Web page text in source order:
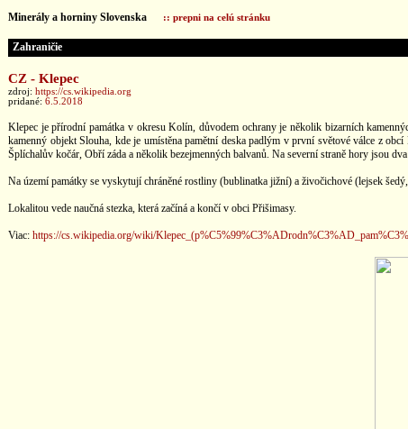
Minerály a horniny Slovenska :: prepni na celú stránku
Zahraničie
CZ - Klepec
zdroj: https://cs.wikipedia.org
pridané: 6.5.2018
Klepec je přírodní památka v okresu Kolín, důvodem ochrany je několik bizarních
kamenný objekt Slouha, kde je umístěna pamětní deska padlým v první světové válce z
Šplíchalův kočár, Obří záda a několik bezejmenných balvanů. Na severní straně hory jsou
Na území památky se vyskytují chráněné rostliny (bublinatka jižní) a živočichové (lejsek
Lokalitou vede naučná stezka, která začíná a končí v obci Přišimasy.
Viac: https://cs.wikipedia.org/wiki/